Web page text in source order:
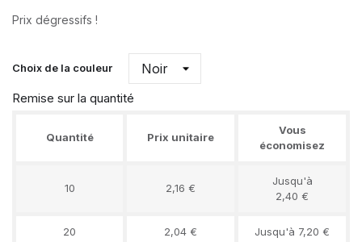
Prix dégressifs !
Choix de la couleur
Remise sur la quantité
Quantité Prix unitaire
Vous
économisez
10 2,16 €
Jusqu'à
2,40 €
20 2,04 € Jusqu'à 7,20 €